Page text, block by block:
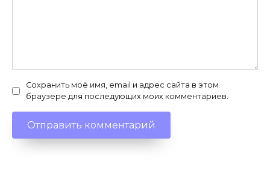
Сохранить моё имя, email и адрес сайта в этом
браузере для последующих моих комментариев.